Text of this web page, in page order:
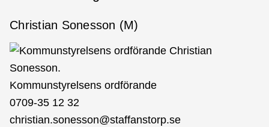
Christian Sonesson (M)
Kommunstyrelsens ordförande
0709-35 12 32
christian.sonesson@staffanstorp.se